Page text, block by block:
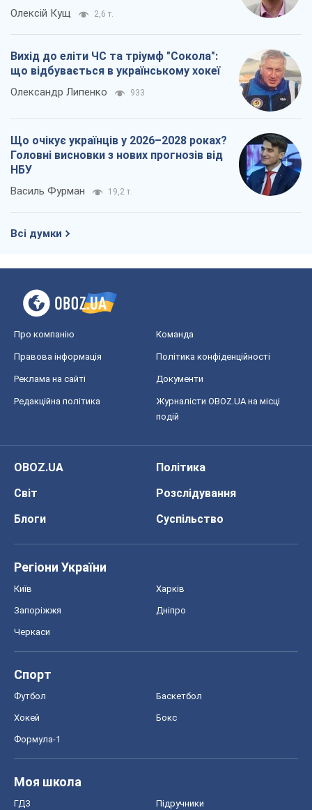
Олексій Кущ 2,6 т.
Вихід до еліти ЧС та тріумф "Сокола":
що відбувається в українському хокеї
Олександр Липенко 933
Що очікує українців у 2026–2028 роках?
Головні висновки з нових прогнозів від
НБУ
Василь Фурман 19,2 т.
Всі думки
Про компанію Команда
Правова інформація Політика конфіденційності
Реклама на сайті Документи
Редакційна політика
Журналісти OBOZ.UA на місці
подій
OBOZ.UA
Політика
Світ
Розслідування
Блоги
Суспільство
Регіони України
Київ Харків
Запоріжжя Дніпро
Черкаси
Спорт
Футбол Баскетбол
Хокей Бокс
Формула-1
Моя школа
ГДЗ Підручники